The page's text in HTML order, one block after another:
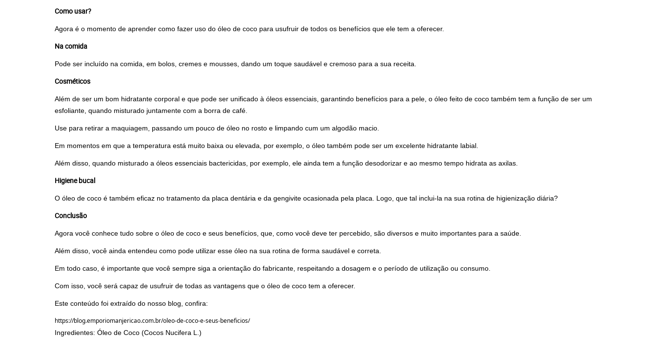
Como usar?
Agora é o momento de aprender como fazer uso do óleo de coco para usufruir de todos os benefícios que ele tem a oferecer.
Na comida
Pode ser incluído na comida, em bolos, cremes e mousses, dando um toque saudável e cremoso para a sua receita.
Cosméticos
Além de ser um bom hidratante corporal e que pode ser unificado à óleos essenciais, garantindo benefícios para a pele, o óleo feito de coco também tem a função de ser um
esfoliante, quando misturado juntamente com a borra de café.
Use para retirar a maquiagem, passando um pouco de óleo no rosto e limpando cum um algodão macio.
Em momentos em que a temperatura está muito baixa ou elevada, por exemplo, o óleo também pode ser um excelente hidratante labial.
Além disso, quando misturado a óleos essenciais bactericidas, por exemplo, ele ainda tem a função desodorizar e ao mesmo tempo hidrata as axilas.
Higiene bucal
O óleo de coco é também eficaz no tratamento da placa dentária e da gengivite ocasionada pela placa. Logo, que tal inclui-la na sua rotina de higienização diária?
Conclusão
Agora você conhece tudo sobre o óleo de coco e seus benefícios, que, como você deve ter percebido, são diversos e muito importantes para a saúde.
Além disso, você ainda entendeu como pode utilizar esse óleo na sua rotina de forma saudável e correta.
Em todo caso, é importante que você sempre siga a orientação do fabricante, respeitando a dosagem e o período de utilização ou consumo.
Com isso, você será capaz de usufruir de todas as vantagens que o óleo de coco tem a oferecer.
Este conteúdo foi extraído do nosso blog, confira:
https://blog.emporiomanjericao.com.br/oleo-de-coco-e-seus-beneficios/
Ingredientes: Óleo de Coco (Cocos Nucifera L.)